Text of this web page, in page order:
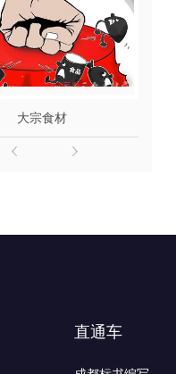
大宗食材
直通车